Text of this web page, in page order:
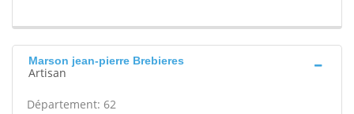
Marson jean-pierre Brebieres
Artisan
Département: 62